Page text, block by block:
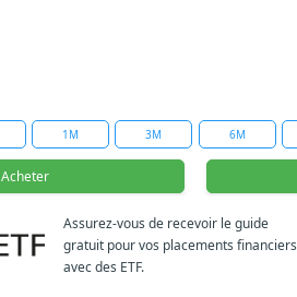
1M 3M 6M
Acheter
Assurez-vous de recevoir le guide
gratuit pour vos placements financiers
avec des ETF.